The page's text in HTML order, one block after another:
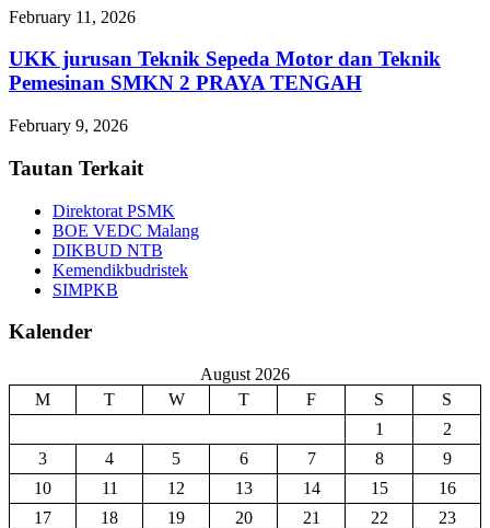
February 11, 2026
UKK jurusan Teknik Sepeda Motor dan Teknik
Pemesinan SMKN 2 PRAYA TENGAH
February 9, 2026
Tautan Terkait
Direktorat PSMK
BOE VEDC Malang
DIKBUD NTB
Kemendikbudristek
SIMPKB
Kalender
August 2026
M
T W T F S
S
1
2
3
4 5 6 7 8
9
10
11 12 13 14 15
16
17
18 19 20 21 22
23